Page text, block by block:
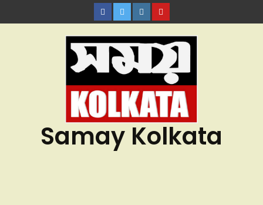
Samay Kolkata